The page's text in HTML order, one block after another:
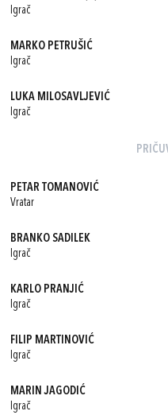
Igrač
MARKO PETRUŠIĆ
Igrač
LUKA MILOSAVLJEVIĆ
Igrač
PETAR TOMANOVIĆ
Vratar
BRANKO SADILEK
Igrač
KARLO PRANJIĆ
Igrač
FILIP MARTINOVIĆ
Igrač
MARIN JAGODIĆ
Igrač